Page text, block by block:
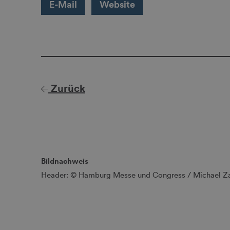
E-Mail Website
Zurück
Bildnachweis
Header: © Hamburg Messe und Congress / Michael